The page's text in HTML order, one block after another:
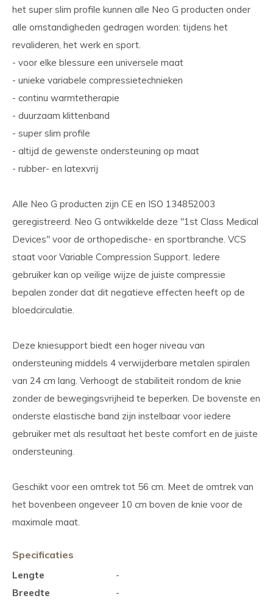
het super slim profile kunnen alle Neo G producten onder
alle omstandigheden gedragen worden: tijdens het
revalideren, het werk en sport.
- voor elke blessure een universele maat
- unieke variabele compressietechnieken
- continu warmtetherapie
- duurzaam klittenband
- super slim profile
- altijd de gewenste ondersteuning op maat
- rubber- en latexvrij
Alle Neo G producten zijn CE en ISO 134852003
geregistreerd. Neo G ontwikkelde deze "1st Class Medical
Devices" voor de orthopedische- en sportbranche. VCS
staat voor Variable Compression Support. Iedere
gebruiker kan op veilige wijze de juiste compressie
bepalen zonder dat dit negatieve effecten heeft op de
bloedcirculatie.
Deze kniesupport biedt een hoger niveau van
ondersteuning middels 4 verwijderbare metalen spiralen
van 24 cm lang. Verhoogt de stabiliteit rondom de knie
zonder de bewegingsvrijheid te beperken. De bovenste en
onderste elastische band zijn instelbaar voor iedere
gebruiker met als resultaat het beste comfort en de juiste
ondersteuning.
Geschikt voor een omtrek tot 56 cm. Meet de omtrek van
het bovenbeen ongeveer 10 cm boven de knie voor de
maximale maat.
Specificaties
Lengte
-
Breedte
-